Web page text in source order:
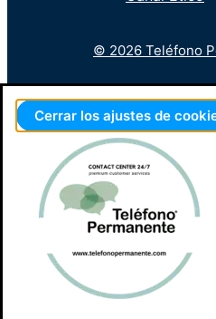
© 2026 Teléfono
Cerrar los ajustes de